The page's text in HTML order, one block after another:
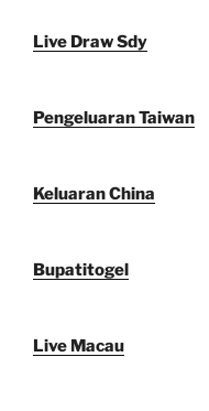
Live Draw Sdy
Pengeluaran Taiwan
Keluaran China
Bupatitogel
Live Macau